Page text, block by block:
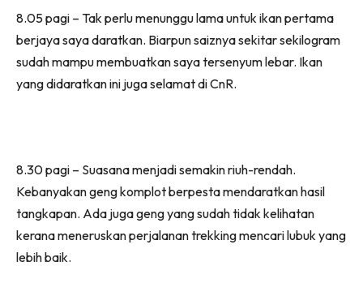
8.05 pagi – Tak perlu menunggu lama untuk ikan pertama
berjaya saya daratkan. Biarpun saiznya sekitar sekilogram
sudah mampu membuatkan saya tersenyum lebar. Ikan
yang didaratkan ini juga selamat di CnR.
8.30 pagi – Suasana menjadi semakin riuh-rendah.
Kebanyakan geng komplot berpesta mendaratkan hasil
tangkapan. Ada juga geng yang sudah tidak kelihatan
kerana meneruskan perjalanan trekking mencari lubuk yang
lebih baik.